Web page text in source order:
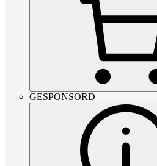
GESPONSORD